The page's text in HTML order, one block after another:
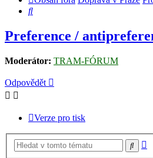
Hledat
Preference /
Moderátor: TRAM-FÓRUM
Odpovědět
Verze pro tisk
Hledat